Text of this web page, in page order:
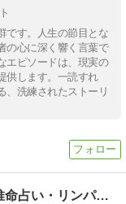
です。人生の節目とな
の心に深く響く言葉で
エピソードは、現実の
供します。一読すれ
、洗練されたストーリ
心地居〜ここち〜 四柱推命占い・リンパマッサージ